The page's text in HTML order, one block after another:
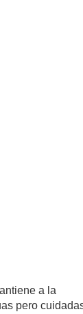
a la
pero